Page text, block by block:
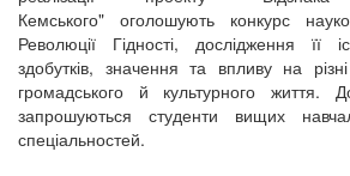
Кемського" оголошують конкурс
Революції Гідності, дослідження її
здобутків, значення та впливу на
громадського й культурного життя.
запрошуються студенти вищих
спеціальностей.